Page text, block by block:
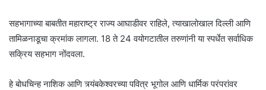
सहभागाच्या बाबतीत महाराष्ट्र राज्य आघाडीवर राहिले, त्याखालोखाल दिल्ली आणि
तामिळनाडूचा क्रमांक लागला. 18 ते 24 वयोगटातील तरुणांनी या स्पर्धेत सर्वाधिक
सक्रिय सहभाग नोंदवला.
हे बोधचिन्ह नाशिक आणि त्र्यंबकेश्वरच्या पवित्र भूगोल आणि धार्मिक परंपरांवर